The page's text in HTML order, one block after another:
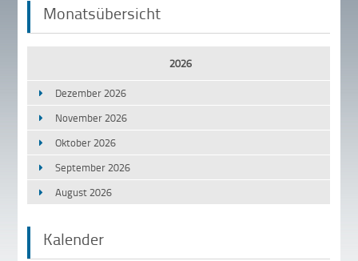
Monatsübersicht
2026
Dezember 2026
November 2026
Oktober 2026
September 2026
August 2026
Kalender